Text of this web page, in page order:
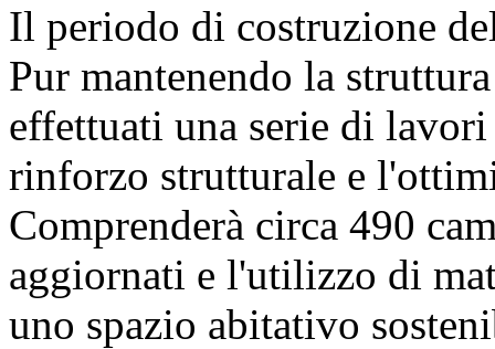
Il periodo di costruzione
Pur mantenendo la
effettuati una serie di
rinforzo strutturale e
Comprenderà circa 490
aggiornati e l'utilizzo di
uno spazio abitativo